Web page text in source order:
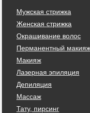
Мужская стрижка
Женская стрижка
Окрашивание волос
Перманентный макияж
Макияж
Лазерная эпиляция
Депиляция
Массаж
Тату, пирсинг